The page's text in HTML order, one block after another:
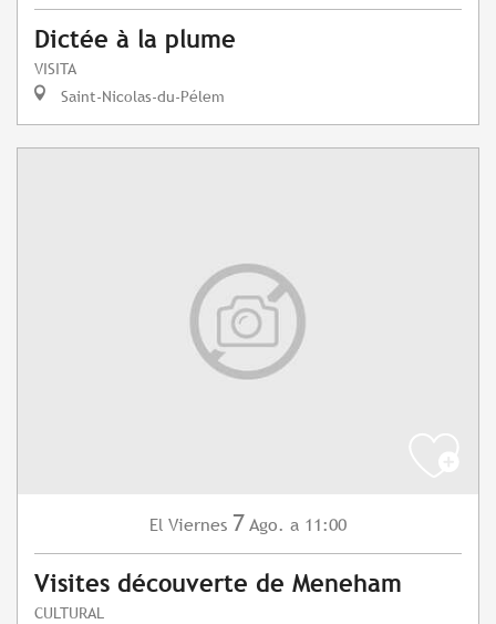
Dictée à la plume
VISITA
Saint-Nicolas-du-Pélem
El Viernes 7 Ago. a 11:00
Visites découverte de Meneham
CULTURAL